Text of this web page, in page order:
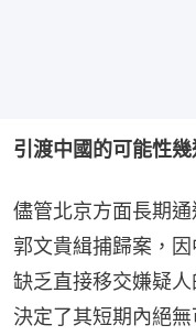
引渡中國的可能性
儘管北京方面長期
郭文貴緝捕歸案，
缺乏直接移交嫌疑
決定了其短期內絕